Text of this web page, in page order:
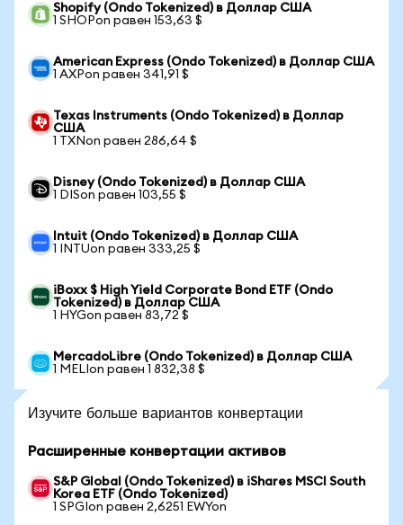
Shopify (Ondo Tokenized) в Доллар США
1 SHOPon равен 153,63 $
American Express (Ondo Tokenized) в Доллар США
1 AXPon равен 341,91 $
Texas Instruments (Ondo Tokenized) в Доллар
США
1 TXNon равен 286,64 $
Disney (Ondo Tokenized) в Доллар США
1 DISon равен 103,55 $
Intuit (Ondo Tokenized) в Доллар США
1 INTUon равен 333,25 $
iBoxx $ High Yield Corporate Bond ETF (Ondo
Tokenized) в Доллар США
1 HYGon равен 83,72 $
MercadoLibre (Ondo Tokenized) в Доллар США
1 MELIon равен 1 832,38 $
Изучите больше вариантов конвертации
Расширенные конвертации активов
S&P Global (Ondo Tokenized) в iShares MSCI South
Korea ETF (Ondo Tokenized)
1 SPGIon равен 2,6251 EWYon